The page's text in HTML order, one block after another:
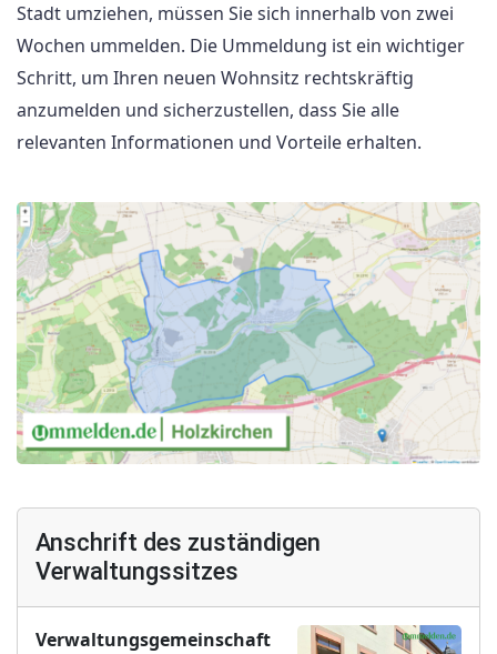
Stadt umziehen, müssen Sie sich innerhalb von zwei
Wochen ummelden. Die Ummeldung ist ein wichtiger
Schritt, um Ihren neuen Wohnsitz rechtskräftig
anzumelden und sicherzustellen, dass Sie alle
relevanten Informationen und Vorteile erhalten.
Anschrift des zuständigen
Verwaltungssitzes
Verwaltungsgemeinschaft